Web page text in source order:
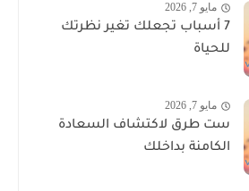
مايو 7, 2026
7 أسباب تجعلك تغير نظرتك
للحياة
مايو 7, 2026
ست طرق لاكتشاف السعادة
الكامنة بداخلك